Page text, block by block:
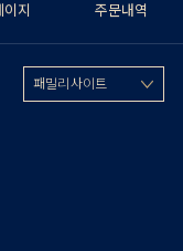
지 주문내역
패밀리 사이트